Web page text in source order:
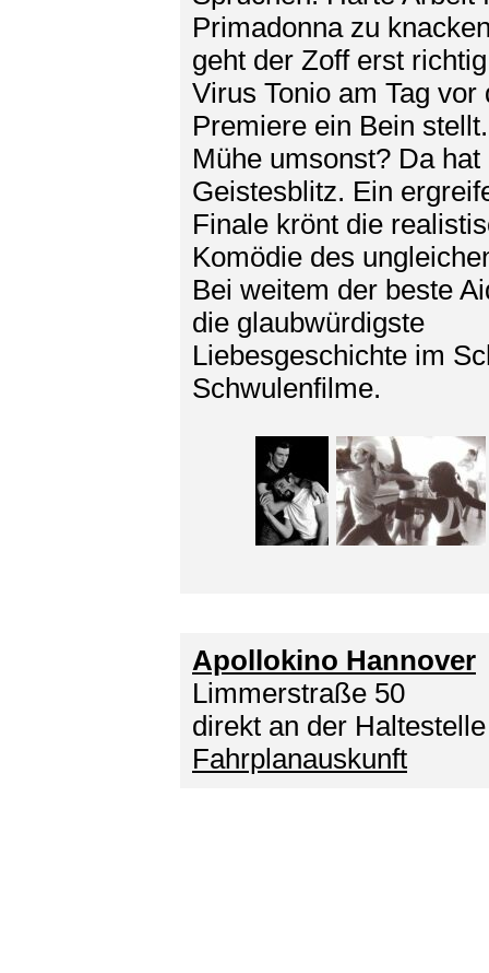
Primadonna zu
geht der Zoff erst
Virus Tonio am Tag vor
Premiere ein Bein
Mühe umsonst? Da hat
Geistesblitz. Ein
Finale krönt die
Komödie des
Bei weitem der beste
die glaubwürdigste
Liebesgeschichte im
Schwulenfilme.
Apollokino Hannover
Limmerstraße 50
direkt an der
Fahrplanauskunft